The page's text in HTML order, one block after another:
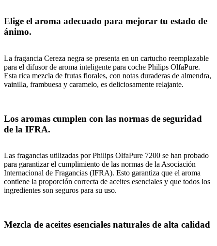
Elige el aroma adecuado para mejorar tu estado de
ánimo.
La fragancia Cereza negra se presenta en un cartucho reemplazable
para el difusor de aroma inteligente para coche Philips OlfaPure.
Esta rica mezcla de frutas florales, con notas duraderas de almendra,
vainilla, frambuesa y caramelo, es deliciosamente relajante.
Los aromas cumplen con las normas de seguridad
de la IFRA.
Las fragancias utilizadas por Philips OlfaPure 7200 se han probado
para garantizar el cumplimiento de las normas de la Asociación
Internacional de Fragancias (IFRA). Esto garantiza que el aroma
contiene la proporción correcta de aceites esenciales y que todos los
ingredientes son seguros para su uso.
Mezcla de aceites esenciales naturales de alta calidad